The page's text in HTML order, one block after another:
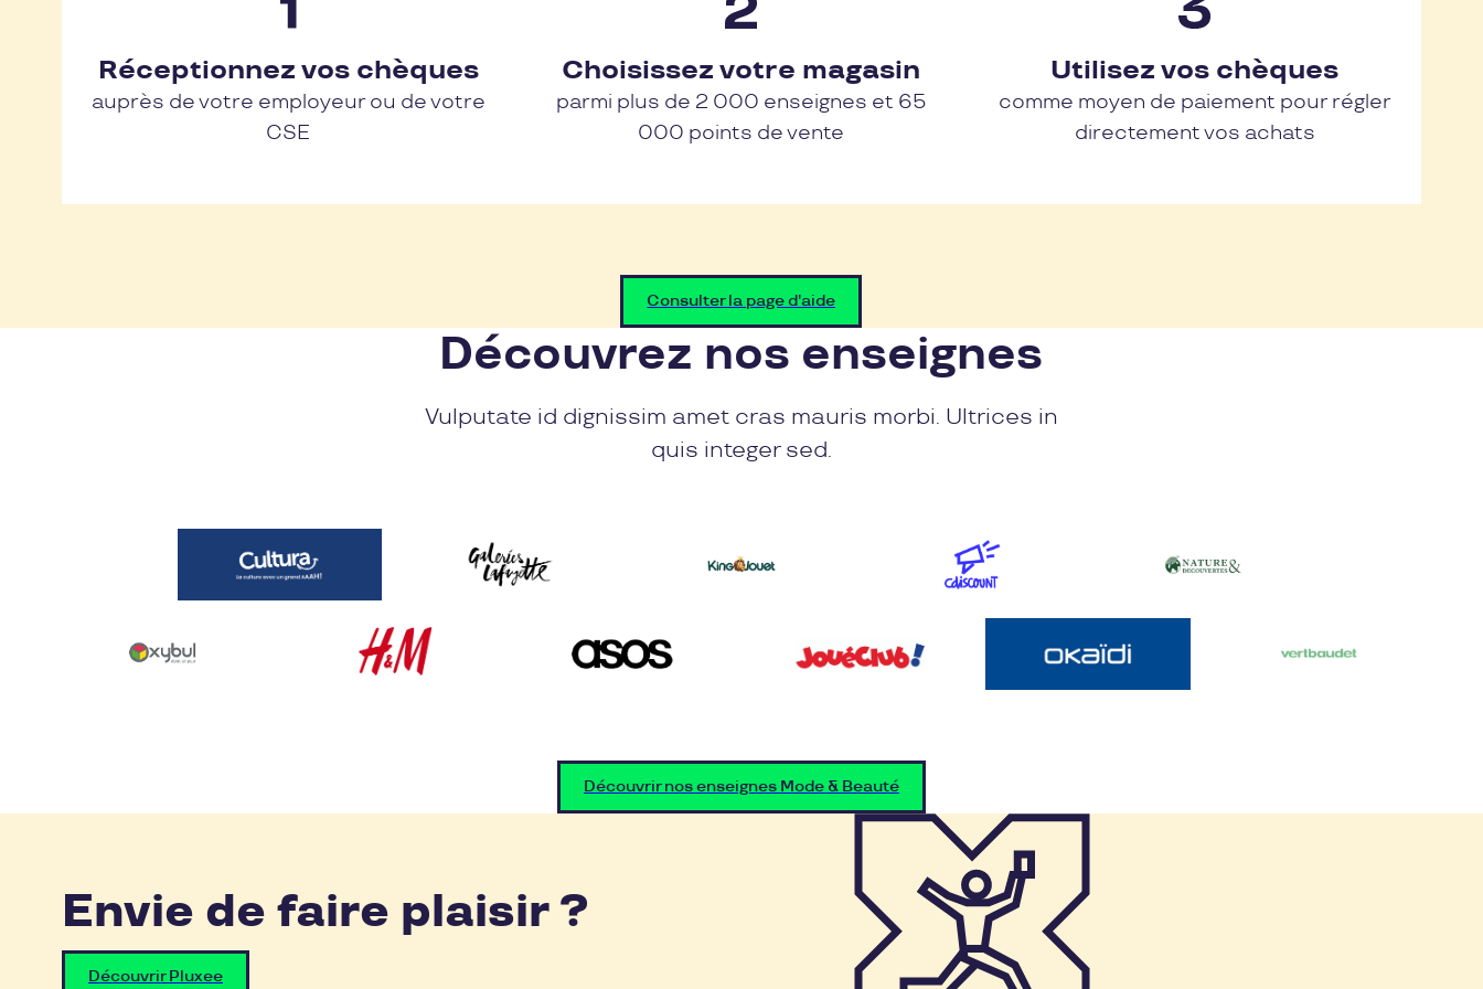
Réceptionnez vos chèques
auprès de votre employeur ou de votre
CSE
Choisissez votre magasin
parmi plus de 2 000 enseignes et 65
000 points de vente
Utilisez vos chèques
comme moyen de paiement pour régler
directement vos achats
Consulter la page d'aide
Découvrez nos enseignes
Vulputate id dignissim amet cras mauris morbi. Ultrices in
quis integer sed.
Découvrir nos enseignes Mode & Beauté
Envie de faire plaisir ?
Découvrir Pluxee